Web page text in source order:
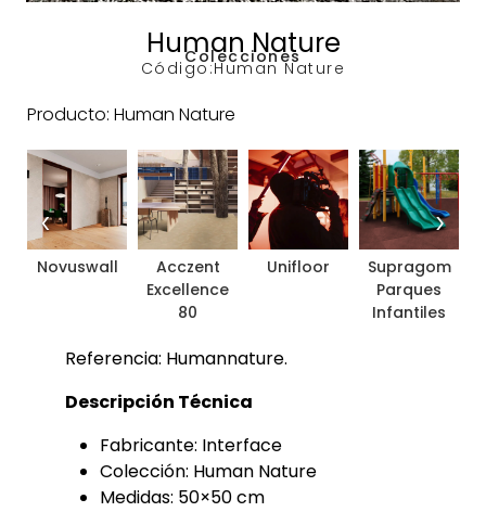
Human Nature
Colecciones
Código:Human Nature
Producto: Human Nature
Novuswall
Acczent
Excellence
80
Unifloor
Supragom
Parques
Infantiles
‹ ›
Referencia: Humannature.
Descripción Técnica
Fabricante: Interface
Colección: Human Nature
Medidas: 50×50 cm